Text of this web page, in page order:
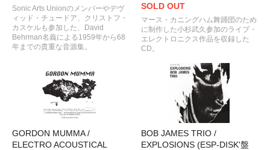
Sonic Arts Unionのメンバーやデヴ
ィッド・チュードア、クリストフ・
カスケルも参加した、David
Behrman名義による1959年から68
年までの貴重な音源集。
SOLD OUT
マース・カニングハム舞踊団のため
に制作した小杉武久参加のライブ・
エレクトロニクス作品を収録した
CD。
GORDON MUMMA /
ELECTRO ACOUSTICAL
BOB JAMES TRIO /
EXPLOSIONS (ESP-DISK'盤